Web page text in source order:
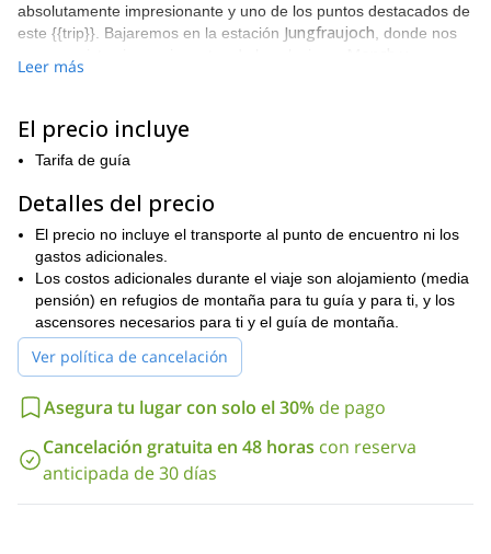
absolutamente impresionante y uno de los puntos destacados de
este {{trip}}. Bajaremos en la estación Jungfraujoch , donde nos
Jungfrau. Luego, ascendiremos por el glaciar Monch, a través de
por la cresta Sur-Oeste. Pasaremos la noche en el
Mönchsjoch
En el segundo día, ascenderemos el Jungfrau a través de la
Ruta Rottelsattel
. Descenderemos por la misma ruta y
tomaremos el tren de regreso a
Este viaje es para personas con experiencia en escalada alpina.
Ascenderemos algunas pendientes de 45 grados con roca fácil.
¡Por supuesto, estaré allí para ayudar y guiarte!
Así que sígueme en este viaje inolvidable por los
impresionantes Alpes. ¡Reserva tu viaje ahora y prepárate para
una aventura emocionante!
Para más viajes de escalada, revisa los que ofrezco a
d’OssauyChamonix.
Leer más
El precio incluye
Tarifa de guía
Detalles del precio
El precio no incluye el transporte al punto de encuentro ni los
gastos adicionales.
Los costos adicionales durante el viaje son alojamiento (media
pensión) en refugios de montaña para tu guía y para ti, y los
ascensores necesarios para ti y el guía de montaña.
Ver política de cancelación
Asegura tu lugar con solo el 30% de pago
Cancelación gratuita en 48 horas con reserva
anticipada de 30 días